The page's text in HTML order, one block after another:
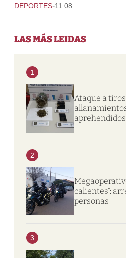
DEPORTES-11:08
LAS MÁS LEIDAS
1
Ataque a
aprehendidos
2
calientes”:
personas
3